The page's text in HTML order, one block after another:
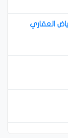
العقاري